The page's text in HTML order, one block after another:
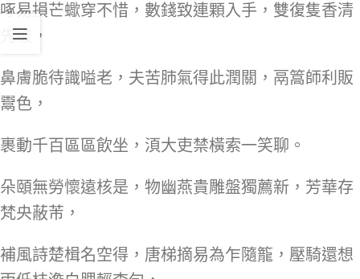
啄易損芒蠍穿不惜，數錢致連顆入手，雙復隻香清
先破，
鼻膚脆待識嗌老，夫苦肺氣得此潤關，鬲篙師利販
鬻色，
裹動千百區區飲坐，湏大吏禁橫索一笑聊。
朵頤無勞懷遠核是，物幽燕貴雕盤獨薦新，芳華存
梵央蔽芾，
補風詩楚楫名空得，唐梯摘易為乍隨籠，壓騎還想